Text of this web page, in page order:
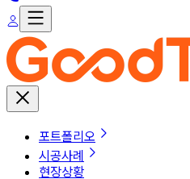
포트폴리오
시공사례
현장상황